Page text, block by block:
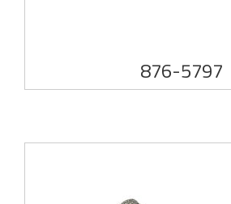
876-5797